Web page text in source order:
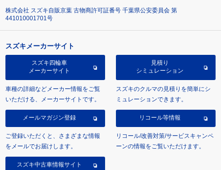
株式会社 スズキ自販京葉 古物商許可証番号 千葉県公安委員会 第
441010001701号
スズキメーカーサイト
スズキ四輪車
メーカーサイト
車種の詳細などメーカー情報をご覧
いただける、メーカーサイトです。
見積り
シミュレーション
スズキのクルマの見積りを簡単にシ
ミュレーションできます。
メールマガジン登録
ご登録いただくと、さまざまな情報
をメールでお届けします。
リコール等情報
リコール/改善対策/サービスキャンペ
ーンの情報をご覧いただけます。
スズキ中古車情報サイト